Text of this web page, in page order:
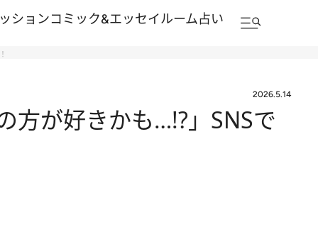
ションコミック&エッセイルーム占い
2026.5.14
方が好きかも…!?」SNSで